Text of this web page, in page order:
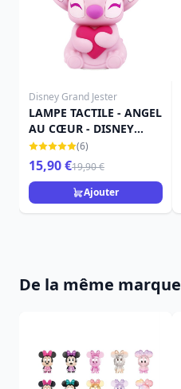
Disney Grand Jester
LAMPE TACTILE - ANGEL
AU CŒUR - DISNEY
GRAND JESTER
(6)
15,90 €19,90 €
Ajouter
De la même marque